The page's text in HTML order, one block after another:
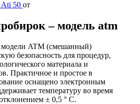
Ati 50 от
– модель atm
модели ATM (смешанный)
безопасность для процедур,
материала и
Практичное и простое в
оснащено электронным
температуру во время
± 0,5 ° C.